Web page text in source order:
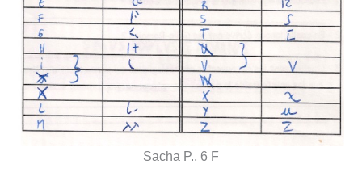
Sacha P., 6 F